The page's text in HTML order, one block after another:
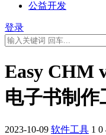
公益开发
登录
Easy CHM
电子书制作
2023-10-09 软件工具 1 0